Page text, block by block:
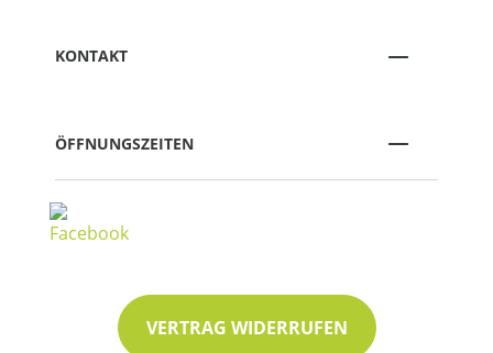
KONTAKT
ÖFFNUNGSZEITEN
VERTRAG WIDERRUFEN